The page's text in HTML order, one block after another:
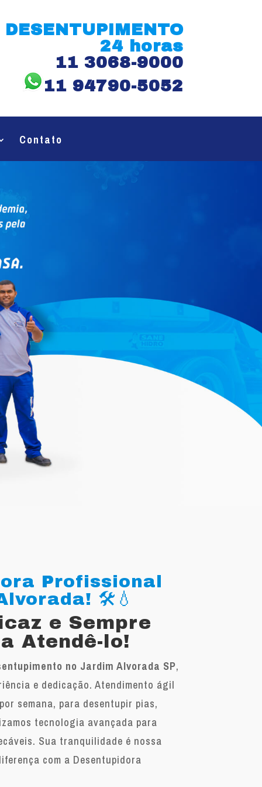
DESENTUPIMENTO
24 horas
11 3068-9000
11 94790-5052
Contato
Profissional
🛠️💧
e Sempre
Atendê-lo!
no Jardim Alvorada SP,
e dedicação. Atendimento ágil
semana, para desentupir pias,
tecnologia avançada para
Sua tranquilidade é nossa
com a Desentupidora